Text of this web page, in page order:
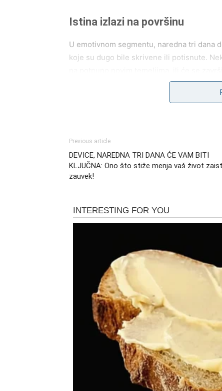
Istina izlazi na površinu
U emotivnom segmentu, naredna tri dana
koje su dugo bile skrivene ili potisnute.
Ovo je period kada maske padaju. Sve
Sudbinski susret ili konačna
Za mnoge Vage, ovaj period može doneti
Sa druge strane, za one koji su već u
Profesionalni i finansijski
Neočekivana prilika menja
Na poslovnom planu, naredna tri dana
karijere. Vage će se naći pred situacijom
napretka. Ova prilika može doći iz pravca
Neki će dobiti ponudu, drugi priznanje, a
dugoročne posledice. Ono što je sigurno
Previous article
DEVICE, NAREDNA TRI DANA ĆE VAM BITI
KLJUČNA: Ono što stiže menja vaš život
zauvek!